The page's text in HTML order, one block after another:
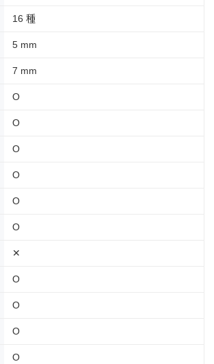
16 種
5 mm
7 mm
Ο
Ο
Ο
Ο
Ο
Ο
✕
Ο
Ο
Ο
Ο